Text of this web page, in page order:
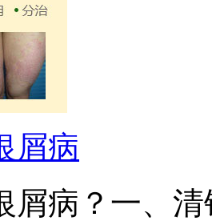
屑病
屑病？一、